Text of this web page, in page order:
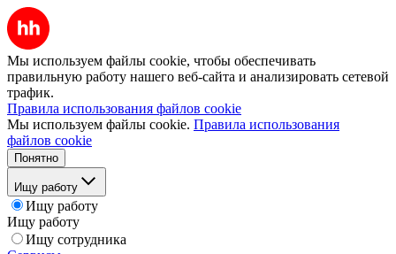
Мы используем файлы cookie, чтобы обеспечивать
правильную работу нашего веб-сайта и анализировать сетевой
трафик.
Правила использования файлов cookie
Мы используем файлы cookie. Правила использования
файлов cookie
Понятно
Ищу работу
Ищу работу
Ищу работу
Ищу сотрудника